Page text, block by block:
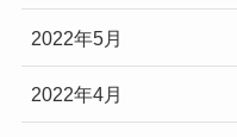
2022年5月
2022年4月